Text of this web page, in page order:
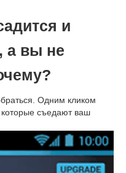
и
а вы не
Одним кликом
съедают ваш